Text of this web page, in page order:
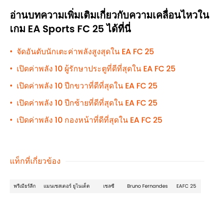
อ่านบทความเพิ่มเติมเกี่ยวกับความเคลื่อนไหวใน
เกม EA Sports FC 25 ได้ที่นี่
• จัดอันดับนักเตะค่าพลังสูงสุดใน EA FC 25
• เปิดค่าพลัง 10 ผู้รักษาประตูที่ดีที่สุดใน EA FC 25
• เปิดค่าพลัง 10 ปีกขวาที่ดีที่สุดใน EA FC 25
• เปิดค่าพลัง 10 ปีกซ้ายที่ดีที่สุดใน EA FC 25
• เปิดค่าพลัง 10 กองหน้าที่ดีที่สุดใน EA FC 25
แท็กที่เกี่ยวข้อง
พรีเมียร์ลีก แมนเชสเตอร์ ยูไนเต็ด เชลซี Bruno Fernandes EAFC 25